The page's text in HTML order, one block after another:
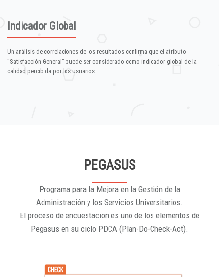
Indicador Global
Un análisis de correlaciones de los resultados confirma que el atributo
"Satisfacción General" puede ser considerado como indicador global de la
calidad percibida por los usuarios.
PEGASUS
Programa para la Mejora en la Gestión de la
Administración y los Servicios Universitarios.
El proceso de encuestación es uno de los elementos de
Pegasus en su ciclo PDCA (Plan-Do-Check-Act).